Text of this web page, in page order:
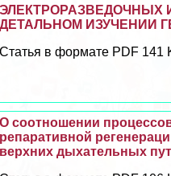
ЭЛЕКТРОРАЗВЕДОЧНЫХ
ДЕТАЛЬНОМ ИЗУЧЕНИИ
Статья в формате PDF 141
О соотношении
репаративной
верхних дыхательных